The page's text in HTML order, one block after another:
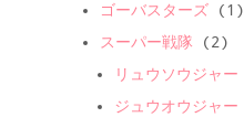
ゴーバスターズ (1)
スーパー戦隊 (2)
リュウソウジャー
ジュウオウジャー